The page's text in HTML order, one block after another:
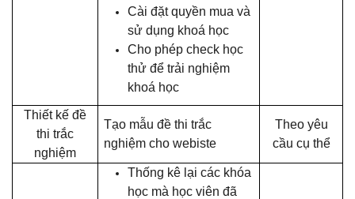
Cài đặt quyền mua và
sử dụng khoá học
Cho phép check học
thử để trải nghiệm
khoá học
Thiết kế đề
thi trắc
nghiệm
Tạo mẫu đề thi trắc
nghiệm cho webiste
Theo yêu
cầu cụ thể
Thống kê lại các khóa
học mà học viên đã